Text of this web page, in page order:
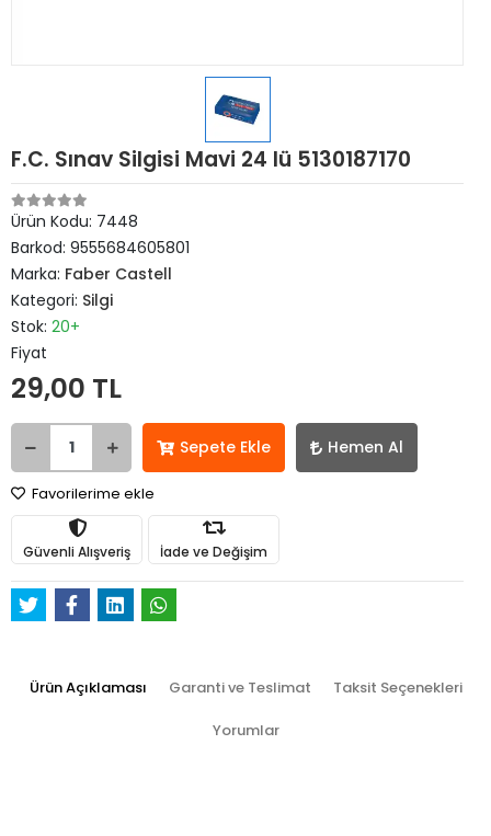
F.C. Sınav Silgisi Mavi 24 lü 5130187170
Ürün Kodu: 7448
Barkod: 9555684605801
Marka: Faber Castell
Kategori: Silgi
Stok: 20+
Fiyat
29,00 TL
Sepete Ekle Hemen Al
Favorilerime ekle
Güvenli Alışveriş İade ve Değişim
Ürün Açıklaması Garanti ve Teslimat Taksit Seçenekleri
Yorumlar